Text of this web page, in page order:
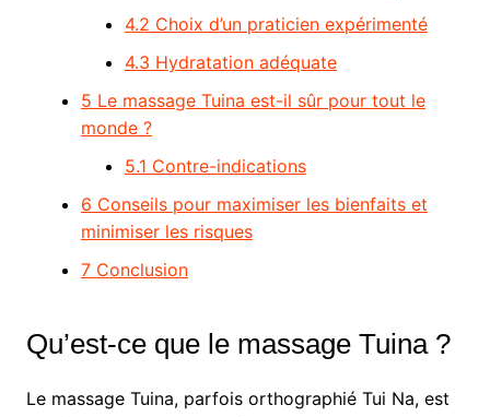
4.2 Choix d’un praticien expérimenté
4.3 Hydratation adéquate
5 Le massage Tuina est-il sûr pour tout le
monde ?
5.1 Contre-indications
6 Conseils pour maximiser les bienfaits et
minimiser les risques
7Conclusion
Qu’est-ce que le massage Tuina ?
Le massage Tuina, parfois orthographié Tui Na, est